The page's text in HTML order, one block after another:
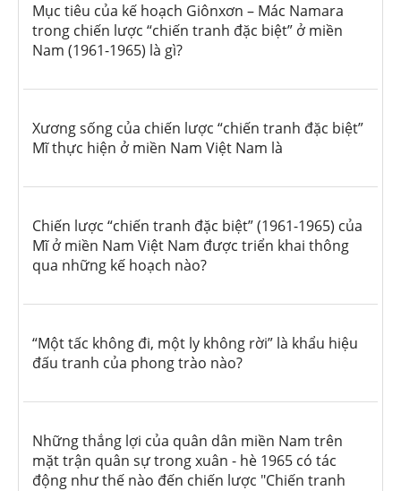
Mục tiêu của kế hoạch Giônxơn – Mác Namara
trong chiến lược “chiến tranh đặc biệt” ở miền
Nam (1961-1965) là gì?
Xương sống của chiến lược “chiến tranh đặc biệt”
Mĩ thực hiện ở miền Nam Việt Nam là
Chiến lược “chiến tranh đặc biệt” (1961-1965) của
Mĩ ở miền Nam Việt Nam được triển khai thông
qua những kế hoạch nào?
“Một tấc không đi, một ly không rời” là khẩu hiệu
đấu tranh của phong trào nào?
Những thắng lợi của quân dân miền Nam trên
mặt trận quân sự trong xuân - hè 1965 có tác
động như thế nào đến chiến lược "Chiến tranh